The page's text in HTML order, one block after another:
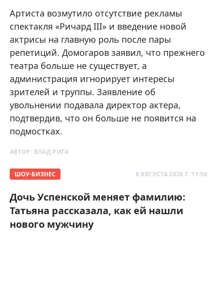
Артиста возмутило отсутствие рекламы
спектакля «Ричард III» и введение новой
актрисы на главную роль после пары
репетиций. Домогаров заявил, что прежнего
театра больше не существует, а
администрация игнорирует интересы
зрителей и труппы. Заявление об
увольнении подавала директор актера,
подтвердив, что он больше не появится на
подмостках.
АВТОР: ВЛАД РИГА
ШОУ-БИЗНЕС 8 АВГУСТА 2026 Г. 11:56
Дочь Успенской меняет фамилию:
Татьяна рассказала, как ей нашли
нового мужчину